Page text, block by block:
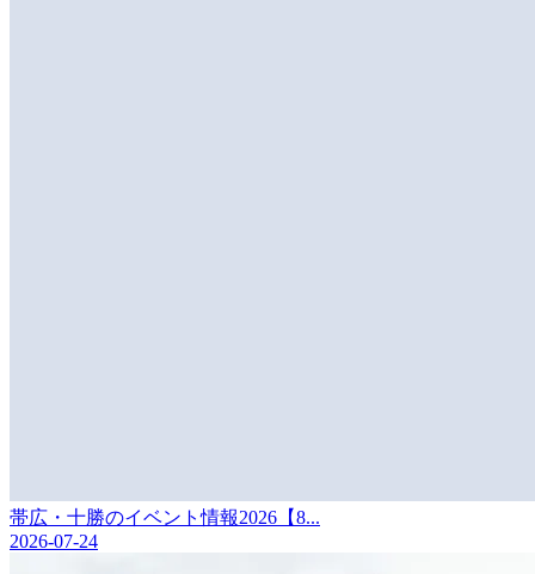
帯広・十勝のイベント情報2026【8...
2026-07-24